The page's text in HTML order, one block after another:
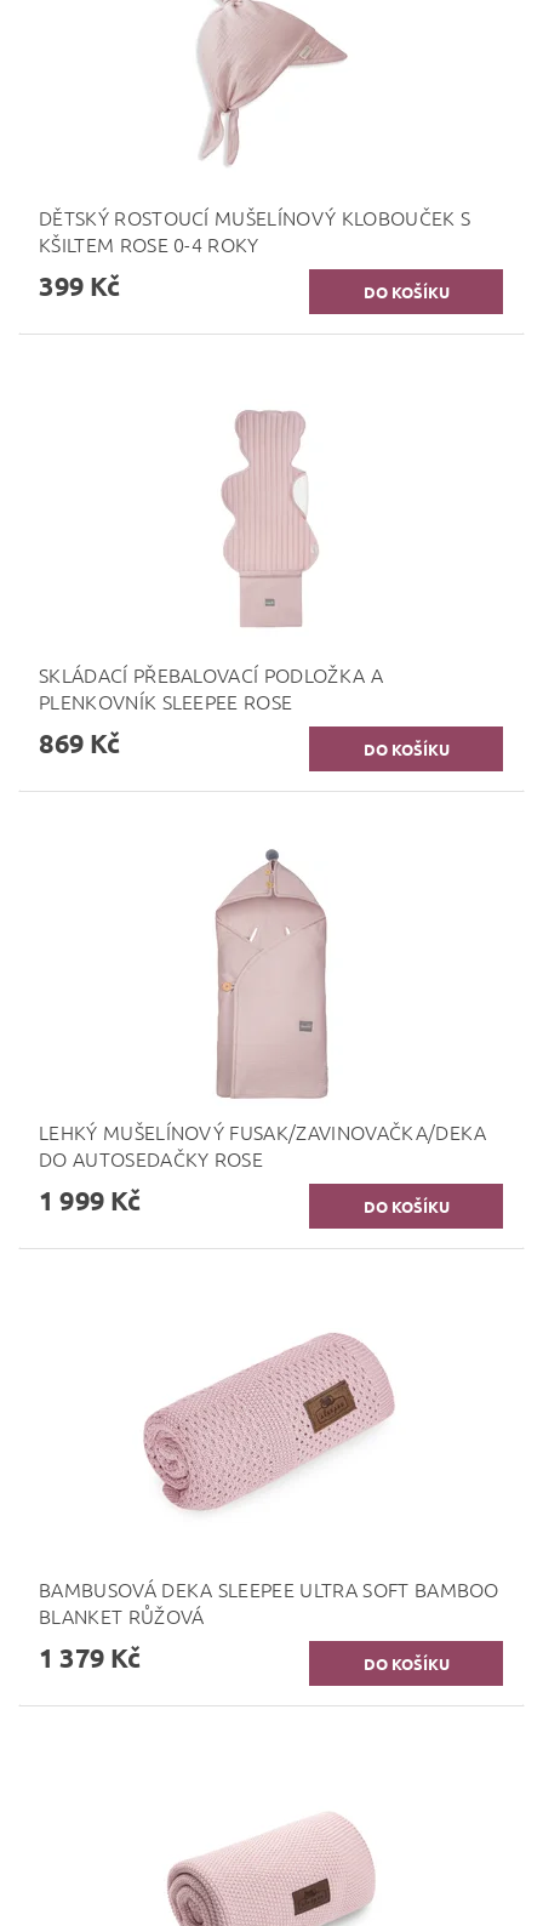
DĚTSKÝ ROSTOUCÍ MUŠELÍNOVÝ KLOBOUČEK S
KŠILTEM ROSE 0-4 ROKY
399 Kč
SKLÁDACÍ PŘEBALOVACÍ PODLOŽKA A
PLENKOVNÍK SLEEPEE ROSE
869 Kč
LEHKÝ MUŠELÍNOVÝ FUSAK/ZAVINOVAČKA/DEKA
DO AUTOSEDAČKY ROSE
1 999 Kč
BAMBUSOVÁ DEKA SLEEPEE ULTRA SOFT BAMBOO
BLANKET RŮŽOVÁ
1 379 Kč